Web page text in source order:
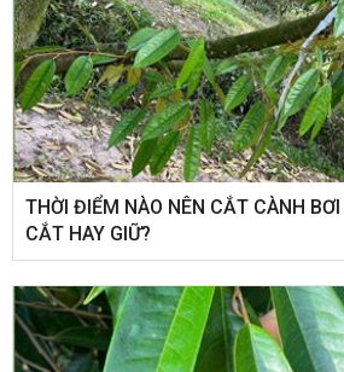
THỜI ĐIỂM NÀO NÊN CẮT CÀNH BƠI
CẮT HAY GIỮ?